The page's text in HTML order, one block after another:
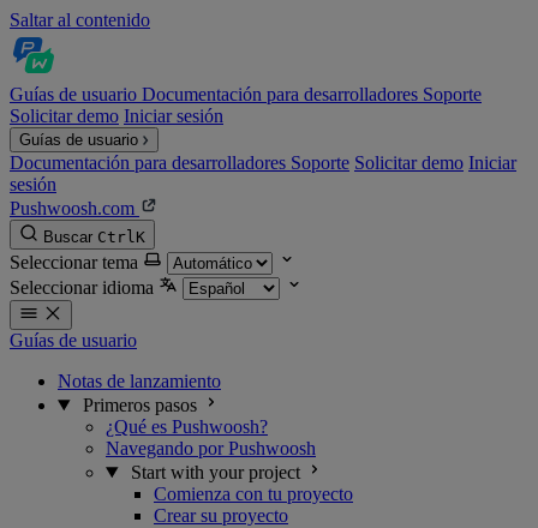
Saltar al contenido
Guías de usuario Documentación para desarrolladores Soporte
Solicitar demo Iniciar sesión
Guías de usuario
Documentación para desarrolladores Soporte Solicitar demo Iniciar
sesión
Pushwoosh.com
Buscar CtrlK
Seleccionar tema
Seleccionar idioma
Guías de usuario
Notas de lanzamiento
Primeros pasos
¿Qué es Pushwoosh?
Navegando por Pushwoosh
Start with your project
Comienza con tu proyecto
Crear su proyecto